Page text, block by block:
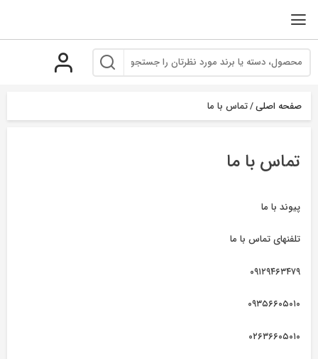
صفحه اصلی/تماس با ما
تماس با ما
پیوند با ما
تلفنهای تماس با ما
۰۹۱۲۹۴۶۳۴۷۹
۰۹۳۵۶۶۰۵۰۱۰
۰۲۶۳۶۶۰۵۰۱۰